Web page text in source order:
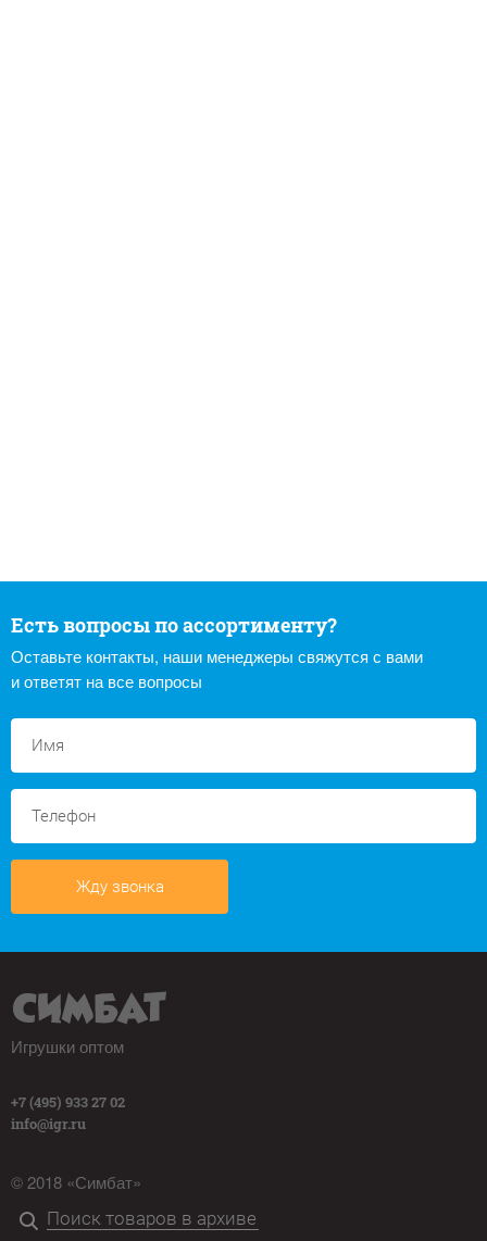
Есть вопросы по ассортименту?
Оставьте контакты, наши менеджеры свяжутся с вами
и ответят на все вопросы
Жду звонка
Игрушки оптом
+7 (495) 933 27 02
info@igr.ru
© 2018 «Симбат»